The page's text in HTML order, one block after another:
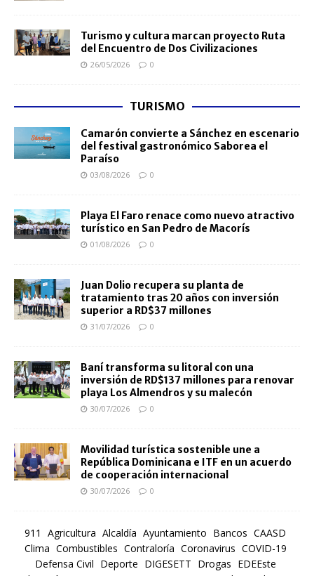
Turismo y cultura marcan proyecto Ruta
del Encuentro de Dos Civilizaciones
26/05/2026 0
TURISMO
Camarón convierte a Sánchez en escenario
del festival gastronómico Saborea el
Paraíso
03/08/2026 0
Playa El Faro renace como nuevo atractivo
turístico en San Pedro de Macorís
01/08/2026 0
Juan Dolio recupera su planta de
tratamiento tras 20 años con inversión
superior a RD$37 millones
31/07/2026 0
Baní transforma su litoral con una
inversión de RD$137 millones para renovar
playa Los Almendros y su malecón
30/07/2026 0
Movilidad turística sostenible une a
República Dominicana e ITF en un acuerdo
de cooperación internacional
30/07/2026 0
911 Agricultura Alcaldía Ayuntamiento Bancos CAASD
Clima Combustibles Contraloría Coronavirus COVID-19
Defensa Civil Deporte DIGESETT Drogas EDEEste